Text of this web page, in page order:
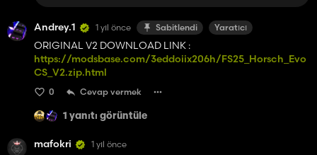
Andrey.1 1 yıl önce Sabitlendi Yaratıcı
ORIGINAL V2 DOWNLOAD LINK :
https://modsbase.com/3eddoiix206h/FS25_Horsch_Evo
CS_V2.zip.html
0 Cevap vermek
1 yanıtı görüntüle
mafokri 1 yıl önce